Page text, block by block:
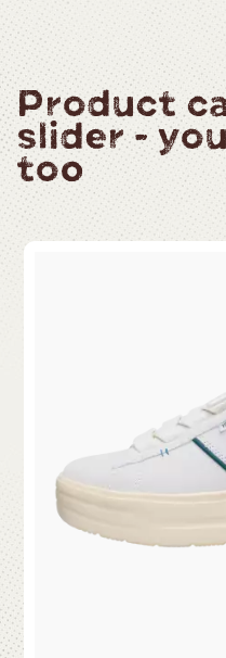
Product
slider -
too